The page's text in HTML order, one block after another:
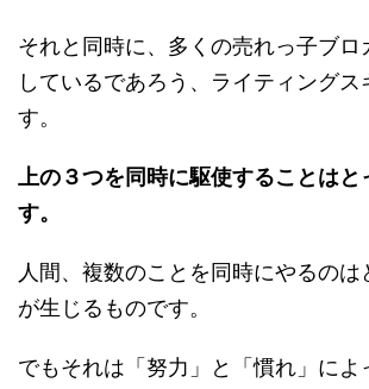
それと同時に、多くの売れっ子ブロ
しているであろう、ライティングス
す。
上の３つを同時に駆使することは
す。
人間、複数のことを同時にやるのは
が生じるものです。
でもそれは「努力」と「慣れ」によ